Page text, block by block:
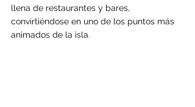
llena de restaurantes y bares,
convirtiéndose en uno de los puntos más
animados de la isla.